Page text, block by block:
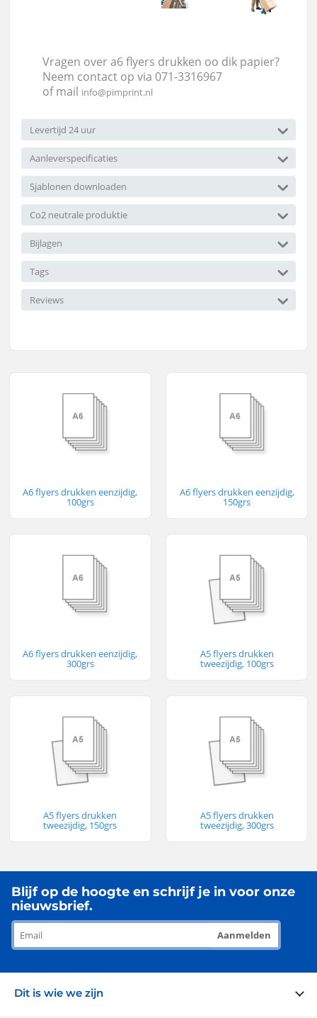
Vragen over a6 flyers drukken oo dik papier?
Neem contact op via 071-3316967
of mail info@pimprint.nl
Levertijd 24 uur
Aanleverspecificaties
Sjablonen downloaden
Co2 neutrale produktie
Bijlagen
Tags
Reviews
A6 flyers drukken eenzijdig,
100grs
A6 flyers drukken eenzijdig,
150grs
A6 flyers drukken eenzijdig,
300grs
A5 flyers drukken
tweezijdig, 100grs
A5 flyers drukken
tweezijdig, 150grs
A5 flyers drukken
tweezijdig, 300grs
Blijf op de hoogte en schrijf je in voor onze
nieuwsbrief.
Aanmelden
Dit is wie we zijn